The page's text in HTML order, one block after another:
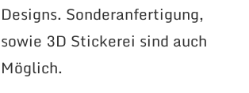
Designs. Sonderanfertigung,
sowie 3D Stickerei sind auch
Möglich.